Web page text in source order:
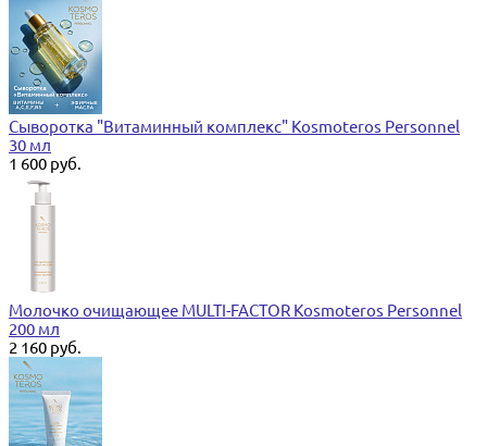
Сыворотка "Витаминный комплекс" Kosmoteros Personnel
30 мл
1 600 руб.
Молочко очищающее MULTI-FACTOR Kosmoteros Personnel
200 мл
2 160 руб.